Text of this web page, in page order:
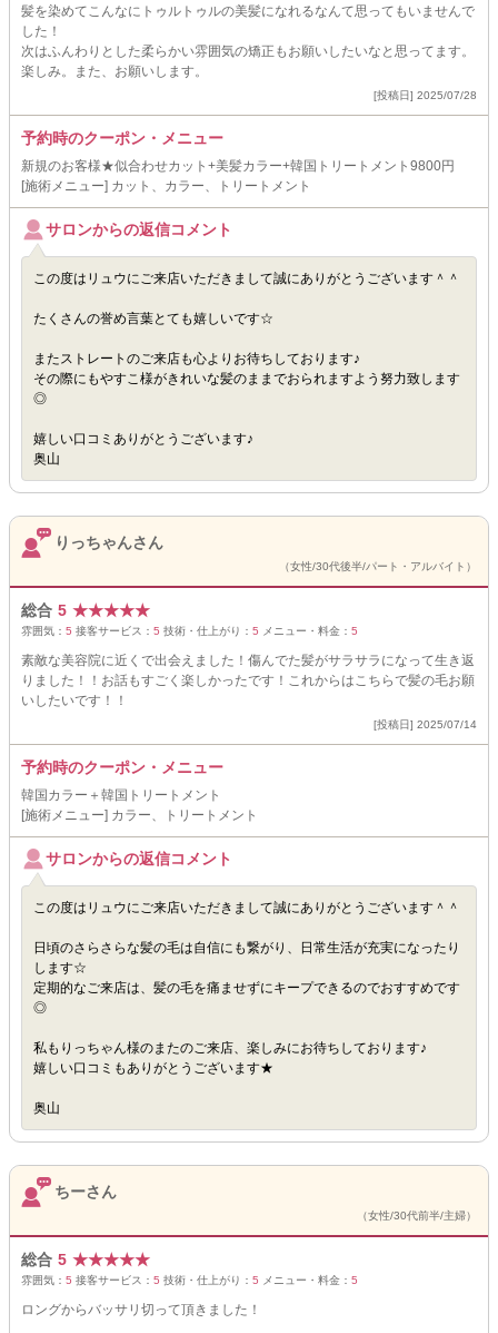
髪を染めてこんなにトゥルトゥルの美髪になれるなんて思ってもいませんで
した！
次はふんわりとした柔らかい雰囲気の矯正もお願いしたいなと思ってます。
楽しみ。また、お願いします。
[投稿日] 2025/07/28
予約時のクーポン・メニュー
新規のお客様★似合わせカット+美髪カラー+韓国トリートメント9800円
[施術メニュー] カット、カラー、トリートメント
サロンからの返信コメント
この度はリュウにご来店いただきまして誠にありがとうございます＾＾
たくさんの誉め言葉とても嬉しいです☆
またストレートのご来店も心よりお待ちしております♪
その際にもやすこ様がきれいな髪のままでおられますよう努力致します
◎
嬉しい口コミありがとうございます♪
奥山
りっちゃんさん
（女性/30代後半/パート・アルバイト）
総合 5 ★★★★★
雰囲気： 5 接客サービス： 5 技術・仕上がり： 5 メニュー・料金： 5
素敵な美容院に近くで出会えました！傷んでた髪がサラサラになって生き返
りました！！お話もすごく楽しかったです！これからはこちらで髪の毛お願
いしたいです！！
[投稿日] 2025/07/14
予約時のクーポン・メニュー
韓国カラー＋韓国トリートメント
[施術メニュー] カラー、トリートメント
サロンからの返信コメント
この度はリュウにご来店いただきまして誠にありがとうございます＾＾
日頃のさらさらな髪の毛は自信にも繋がり、日常生活が充実になったり
します☆
定期的なご来店は、髪の毛を痛ませずにキープできるのでおすすめです
◎
私もりっちゃん様のまたのご来店、楽しみにお待ちしております♪
嬉しい口コミもありがとうございます★
奥山
ちーさん
（女性/30代前半/主婦）
総合 5 ★★★★★
雰囲気： 5 接客サービス： 5 技術・仕上がり： 5 メニュー・料金： 5
ロングからバッサリ切って頂きました！